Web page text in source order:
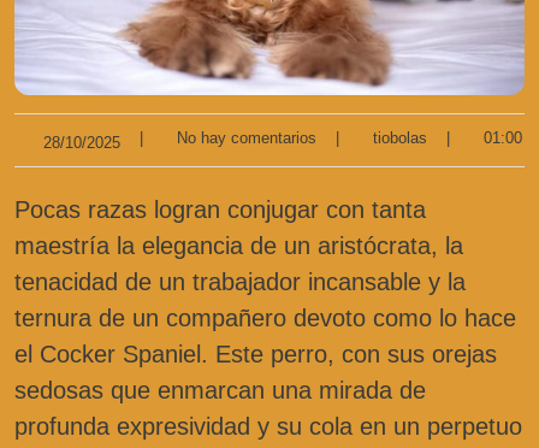
28/10/2025 | No hay comentarios | tiobolas | 01:00
Pocas razas logran conjugar con tanta
maestría la elegancia de un aristócrata, la
tenacidad de un trabajador incansable y la
ternura de un compañero devoto como lo hace
el Cocker Spaniel. Este perro, con sus orejas
sedosas que enmarcan una mirada de
profunda expresividad y su cola en un perpetuo